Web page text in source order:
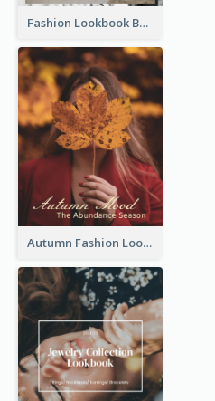
Fashion Lookbook Business Portfolio
Autumn Fashion Lookbook